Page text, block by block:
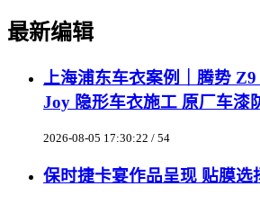
最新编辑
上海浦东车衣案例｜腾势
Joy 隐形车衣施工 原厂车漆
2026-08-05 17:30:22 / 54
保时捷卡宴作品呈现 贴膜选